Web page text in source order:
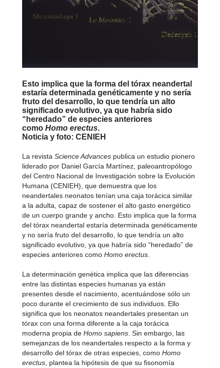
Esto implica que la forma del tórax neandertal
estaría determinada genéticamente y no sería
fruto del desarrollo, lo que tendría un alto
significado evolutivo, ya que habría sido
“heredado” de especies anteriores
como Homo erectus.
Noticia y foto: CENIEH
La revista Science Advancespublica un estudio pionero
liderado por Daniel García Martínez, paleoantropólogo
del Centro Nacional de Investigación sobre la Evolución
Humana (CENIEH), que demuestra que los
neandertales neonatos tenían una caja torácica similar
a la adulta, capaz de sostener el alto gasto energético
de un cuerpo grande y ancho. Esto implica que la forma
del tórax neandertal estaría determinada genéticamente
y no sería fruto del desarrollo, lo que tendría un alto
significado evolutivo, ya que habría sido “heredado” de
especies anteriores como Homo erectus.
La determinación genética implica que las diferencias
entre las distintas especies humanas ya están
presentes desde el nacimiento, acentuándose sólo un
poco durante el crecimiento de sus individuos. Ello
significa que los neonatos neandertales presentan un
tórax con una forma diferente a la caja torácica
moderna propia de Homo sapiens. Sin embargo, las
semejanzas de los neandertales respecto a la forma y
desarrollo del tórax de otras especies, como Homo
erectus, plantea la hipótesis de que su fisonomía